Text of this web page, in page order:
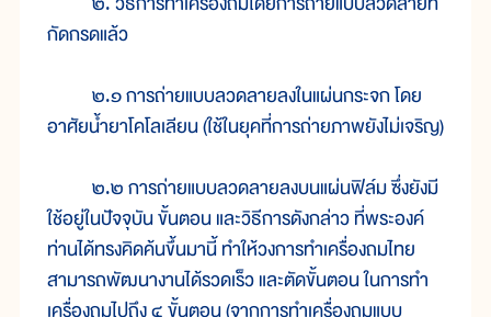
กัดกรดแล้ว
๒.๑ การถ่ายแบบลวดลายลงในแผ่นกระจก โดย
อาศัยน้ำยาโคโลเลียน (ใช้ในยุคที่การถ่ายภาพยังไม่เจริญ)
๒.๒ การถ่ายแบบลวดลายลงบนแผ่นฟิล์ม ซึ่งยังมี
ใช้อยู่ในปัจจุบัน ขั้นตอน และวิธีการดังกล่าว ที่พระองค์
ท่านได้ทรงคิดค้นขึ้นมานี้ ทำให้วงการทำเครื่องถมไทย
สามารถพัฒนางานได้รวดเร็ว และตัดขั้นตอน ในการทำ
เครื่องถมไปถึง ๔ ขั้นตอน (จากการทำเครื่องถมแบบ